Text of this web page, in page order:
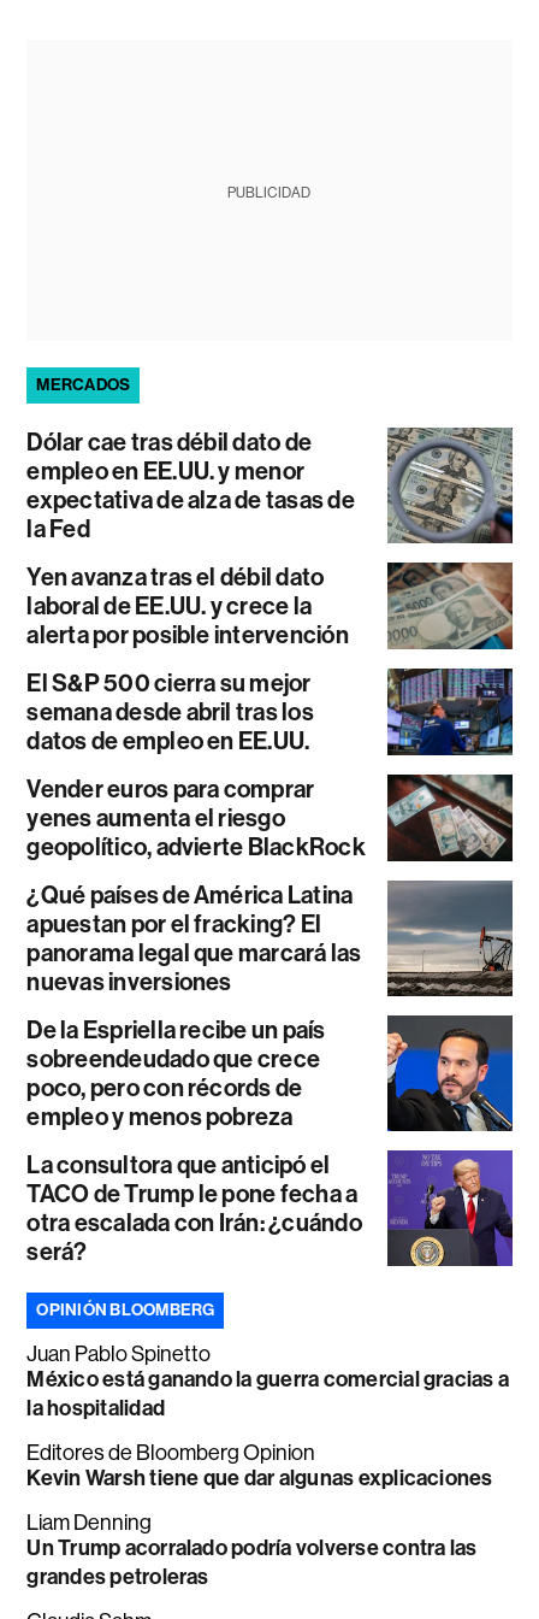
PUBLICIDAD
MERCADOS
Dólar cae tras débil dato de
empleo en EE.UU. y menor
expectativa de alza de tasas de
la Fed
Yen avanza tras el débil dato
laboral de EE.UU. y crece la
alerta por posible intervención
El S&P 500 cierra su mejor
semana desde abril tras los
datos de empleo en EE.UU.
Vender euros para comprar
yenes aumenta el riesgo
geopolítico, advierte BlackRock
¿Qué países de América Latina
apuestan por el fracking? El
panorama legal que marcará las
nuevas inversiones
De la Espriella recibe un país
sobreendeudado que crece
poco, pero con récords de
empleo y menos pobreza
La consultora que anticipó el
TACO de Trump le pone fecha a
otra escalada con Irán: ¿cuándo
será?
OPINIÓN BLOOMBERG
Juan Pablo Spinetto
México está ganando la guerra comercial gracias a
la hospitalidad
Editores de Bloomberg Opinion
Kevin Warsh tiene que dar algunas explicaciones
Liam Denning
Un Trump acorralado podría volverse contra las
grandes petroleras